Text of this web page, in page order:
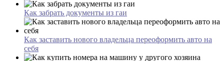
Как забрать документы из гаи
Как заставить нового владельца переоформить авто на
себя